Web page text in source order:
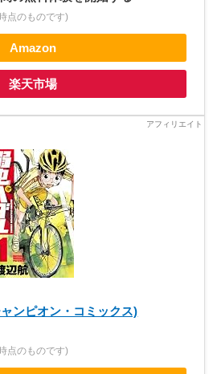
点のものです)
Amazon
楽天市場
ンピオン・コミックス)
点のものです)